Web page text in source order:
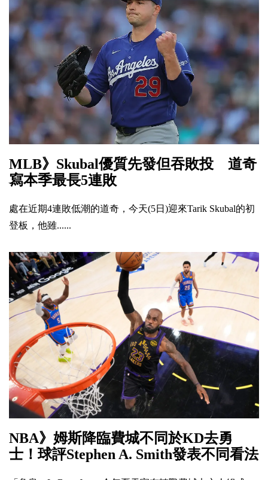
MLB》Skubal優質先發但吞敗投 道奇
寫本季最長5連敗
處在近期4連敗低潮的道奇，今天(5日)迎來Tarik Skubal的初
登板，他雖......
NBA》姆斯降臨費城不同於KD去勇
士！球評Stephen A. Smith發表不同看法